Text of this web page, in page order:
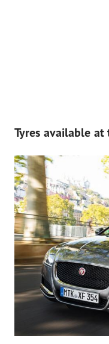
Tyres available at